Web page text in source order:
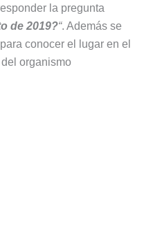
la pregunta
de 2019?“. Además se
conocer el lugar en el
organismo